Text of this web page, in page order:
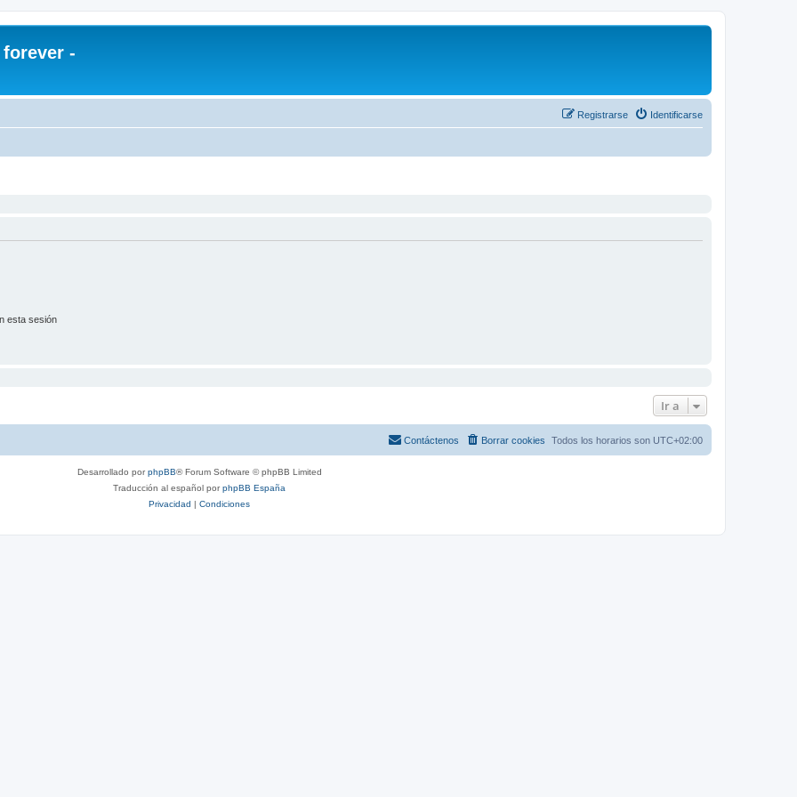
forever -
Identificarse
Registrarse
esta sesión
Ir a
Todos los horarios son UTC+02:00
Borrar cookies
Contáctenos
Desarrollado porphpBB® Forum Software © phpBB Limited
Traducción al español porphpBB España
Privacidad | Condiciones